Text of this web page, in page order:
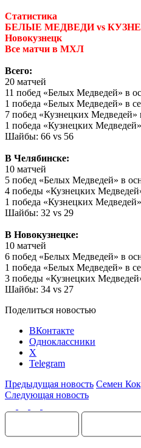
Статистика
БЕЛЫЕ МЕДВЕДИ vs
Новокузнецк
Все матчи в МХЛ
Всего:
20 матчей
11 побед «Белых Медведей» в
1 победа «Белых Медведей» в
7 побед «Кузнецких Медведей»
1 победа «Кузнецких
Шайбы: 66 vs 56
В Челябинске:
10 матчей
5 побед «Белых Медведей» в
4 победы «Кузнецких
1 победа «Кузнецких
Шайбы: 32 vs 29
В Новокузнецке:
10 матчей
6 побед «Белых Медведей» в
1 победа «Белых Медведей» в
3 победы «Кузнецких
Шайбы: 34 vs 27
Поделиться новостью
ВКонтакте
Одноклассники
X
Telegram
Предыдущая новость Семен
Следующая новость